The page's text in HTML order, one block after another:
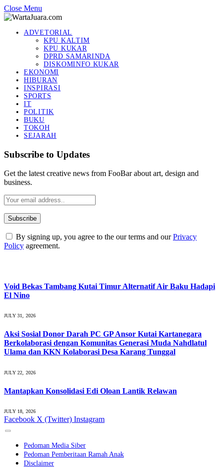
Close Menu
ADVETORIAL
KPU KALTIM
KPU KUKAR
DPRD SAMARINDA
DISKOMINFO KUKAR
EKONOMI
HIBURAN
INSPIRASI
SPORTS
IT
POLITIK
BUKU
TOKOH
SEJARAH
Subscribe to Updates
Get the latest creative news from FooBar about art, design and
business.
By signing up, you agree to the our terms and ourPrivacy
Policy agreement.
Void Bekas Tambang Kutai Timur Alternatif Air Baku Hadapi
El Nino
JULY 31, 2026
Aksi Sosial Donor Darah PC GP Ansor Kutai Kartanegara
Berkolaborasi dengan Komunitas Generasi Muda Nahdlatul
Ulama dan KKN Kolaborasi Desa Karang Tunggal
JULY 22, 2026
Mantapkan Konsolidasi Edi Oloan Lantik Relawan
JULY 18, 2026
Facebook X (Twitter) Instagram
Pedoman Media Siber
Pedoman Pemberitaan Ramah Anak
Disclaimer